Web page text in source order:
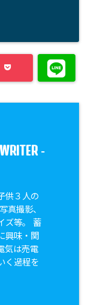
WRITER-
供３人の
真撮影、
ズ等。 蓄
興味・関
気は売電
く過程を